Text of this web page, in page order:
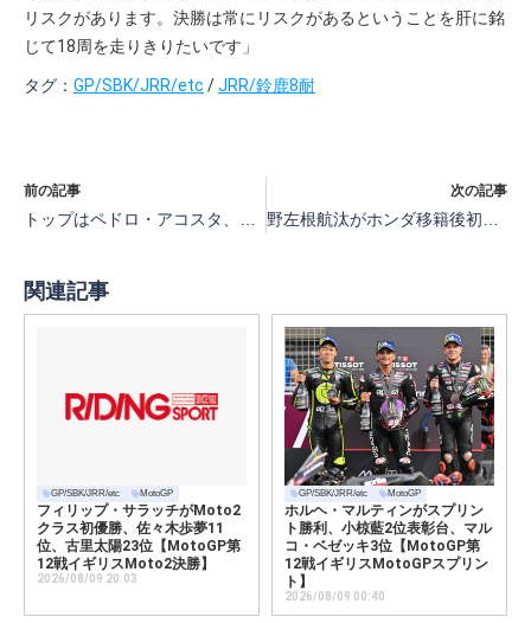
リスクがあります。決勝は常にリスクがあるということを肝に銘
じて18周を走りきりたいです」
タグ： GP/SBK/JRR/etc /JRR/鈴鹿8耐
前の記事 次の記事
関連記事
GP/SBK/JRR/etc MotoGP
フィリップ・サラッチがMoto2
クラス初優勝、佐々木歩夢11
位、古里太陽23位【MotoGP第
12戦イギリスMoto2決勝】
2026/08/09 20:03
GP/SBK/JRR/etc MotoGP
ホルヘ・マルティンがスプリン
ト勝利、小椋藍2位表彰台、マル
コ・ベゼッキ3位【MotoGP第
12戦イギリスMotoGPスプリン
ト】
2026/08/09 00:40